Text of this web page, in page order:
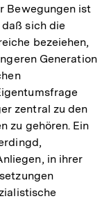
Bewegungen ist
sich die
bezeiehen,
Generation
zentral zu den
zu gehören. Ein
in ihrer